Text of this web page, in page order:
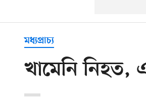
মধ্যপ্রাচ্য
খামেনি নিহত,